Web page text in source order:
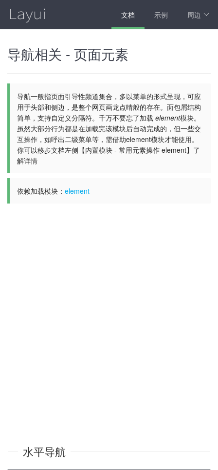
文档 示例 周边
导航相关 - 页面元素
导航一般指页面引导性频道集合，多以菜单的形式呈现，可应
用于头部和侧边，是整个网页画龙点晴般的存在。面包屑结构
简单，支持自定义分隔符。千万不要忘了加载 element模块。
虽然大部分行为都是在加载完该模块后自动完成的，但一些交
互操作，如呼出二级菜单等，需借助element模块才能使用。
你可以移步文档左侧【内置模块 - 常用元素操作 element】了
解详情
依赖加载模块： element
水平导航